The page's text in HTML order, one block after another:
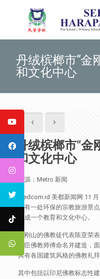
丹绒槟榔市“金
和文化中心
丹绒槟榔市“
和文化中心
来源：Metro 新闻
Medcom.id 美都新闻网 11
市有一处环保的宗教旅游景
造成一个教育和文化中心。
金刚山的佛教徒代表陈亚荣
大臣佛教师傅命名并建造，
具有各国建筑风格的佛教礼拜
其中包括以印尼佛教标志性